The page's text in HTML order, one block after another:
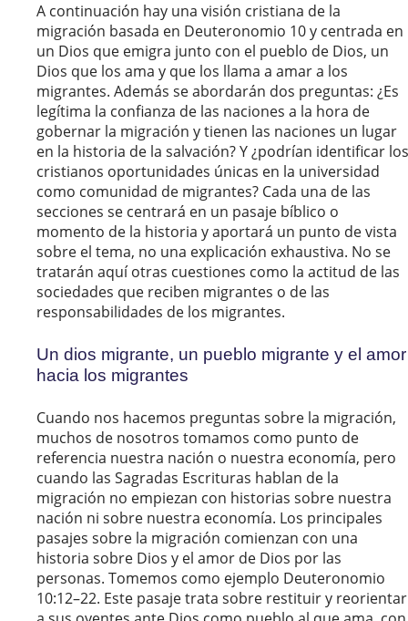
A continuación hay una visión cristiana de la
migración basada en Deuteronomio 10 y centrada en
un Dios que emigra junto con el pueblo de Dios, un
Dios que los ama y que los llama a amar a los
migrantes. Además se abordarán dos preguntas: ¿Es
legítima la confianza de las naciones a la hora de
gobernar la migración y tienen las naciones un lugar
en la historia de la salvación? Y ¿podrían identificar los
cristianos oportunidades únicas en la universidad
como comunidad de migrantes? Cada una de las
secciones se centrará en un pasaje bíblico o
momento de la historia y aportará un punto de vista
sobre el tema, no una explicación exhaustiva. No se
tratarán aquí otras cuestiones como la actitud de las
sociedades que reciben migrantes o de las
responsabilidades de los migrantes.
Un dios migrante, un pueblo migrante y el amor
hacia los migrantes
Cuando nos hacemos preguntas sobre la migración,
muchos de nosotros tomamos como punto de
referencia nuestra nación o nuestra economía, pero
cuando las Sagradas Escrituras hablan de la
migración no empiezan con historias sobre nuestra
nación ni sobre nuestra economía. Los principales
pasajes sobre la migración comienzan con una
historia sobre Dios y el amor de Dios por las
personas. Tomemos como ejemplo Deuteronomio
10:12–22. Este pasaje trata sobre restituir y reorientar